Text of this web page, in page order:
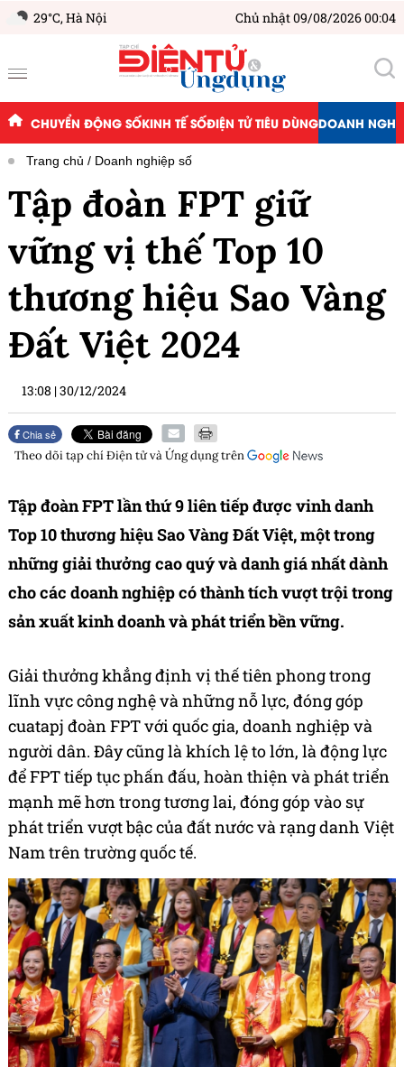
29°C,Hà Nội Chủ nhật 09/08/2026 00:04
CHUYỂN ĐỘNG SỐKINH TẾ SỐĐIỆN TỬ TIÊU DÙNGDOANH
Trang chủ Doanh nghiệp số
Tập đoàn FPT giữ
vững vị thế Top 10
thương hiệu Sao Vàng
Đất Việt 2024
13:08 |30/12/2024
Chia sẻ
Theo dõi tạp chíĐiện tử và Ứng dụngtrên
Tập đoàn FPT lần thứ 9 liên tiếp được vinh danh
Top 10 thương hiệu Sao Vàng Đất Việt, một trong
những giải thưởng cao quý và danh giá nhất dành
cho các doanh nghiệp có thành tích vượt trội trong
sản xuất kinh doanh và phát triển bền vững.
Giải thưởng khẳng định vị thế tiên phong trong
lĩnh vực công nghệ và những nỗ lực, đóng góp
cuatapj đoàn FPT với quốc gia, doanh nghiệp và
người dân. Đây cũng là khích lệ to lớn, là động lực
để FPT tiếp tục phấn đấu, hoàn thiện và phát triển
mạnh mẽ hơn trong tương lai, đóng góp vào sự
phát triển vượt bậc của đất nước và rạng danh Việt
Nam trên trường quốc tế.